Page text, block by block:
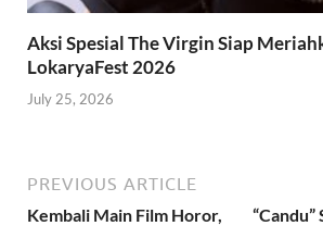
Aksi Spesial The Virgin Siap
LokaryaFest 2026
July 25, 2026
PREVIOUS ARTICLE
Kembali Main Film Horor,